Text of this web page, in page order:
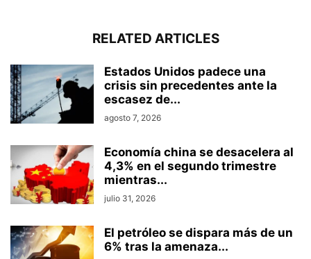
RELATED ARTICLES
Estados Unidos padece una
crisis sin precedentes ante la
escasez de...
agosto 7, 2026
Economía china se desacelera al
4,3% en el segundo trimestre
mientras...
julio 31, 2026
El petróleo se dispara más de un
6% tras la amenaza...